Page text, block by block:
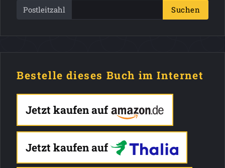
Postleitzahl Suchen
Bestelle dieses Buch im Internet
Jetzt kaufen auf
Jetzt kaufen auf